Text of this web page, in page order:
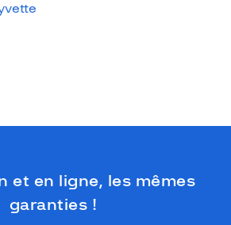
et en ligne, les mêmes
garanties !